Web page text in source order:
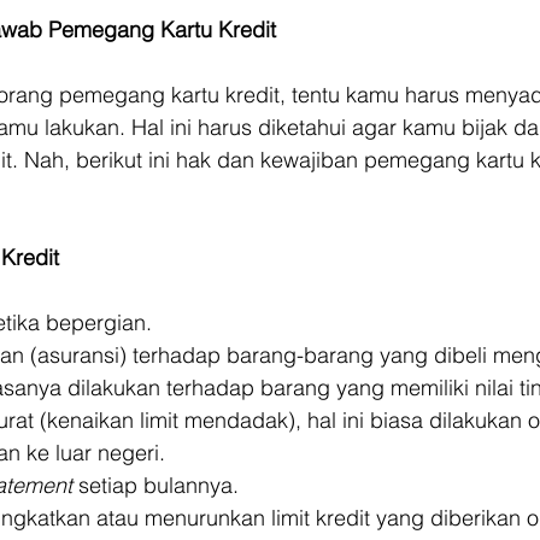
Pemegang Kartu Kredit
pemegang kartu kredit, tentu kamu harus
lakukan. Hal ini harus diketahui agar kamu bijak
Nah, berikut ini hak dan kewajiban pemegang kartu
bepergian.
(asuransi) terhadap barang-barang yang dibeli
dilakukan terhadap barang yang memiliki nilai
(kenaikan limit mendadak), hal ini biasa dilakukan
ke luar negeri.
setiap bulannya.
atau menurunkan limit kredit yang diberikan